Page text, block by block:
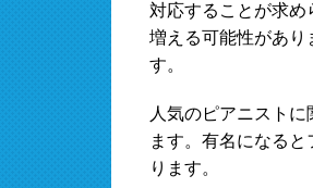
対応することが求め
増える可能性があり
す。
人気のピアニスト
ます。有名になる
ります。